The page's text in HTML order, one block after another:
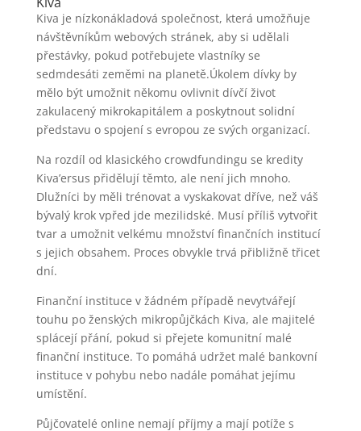
Kiva je nízkonákladová společnost, která umožňuje
návštěvníkům webových stránek, aby si udělali
přestávky, pokud potřebujete vlastníky se
sedmdesáti zeměmi na planetě.Úkolem dívky by
mělo být umožnit někomu ovlivnit dívčí život
zakulacený mikrokapitálem a poskytnout solidní
představu o spojení s evropou ze svých organizací.
Na rozdíl od klasického crowdfundingu se kredity
Kiva’ersus přidělují těmto, ale není jich mnoho.
Dlužníci by měli trénovat a vyskakovat dříve, než váš
bývalý krok vpřed jde mezilidské. Musí příliš vytvořit
tvar a umožnit velkému množství finančních institucí
s jejich obsahem. Proces obvykle trvá přibližně třicet
dní.
Finanční instituce v žádném případě nevytvářejí
touhu po ženských mikropůjčkách Kiva, ale majitelé
splácejí přání, pokud si přejete komunitní malé
finanční instituce. To pomáhá udržet malé bankovní
instituce v pohybu nebo nadále pomáhat jejímu
umístění.
Půjčovatelé online nemají příjmy a mají potíže s